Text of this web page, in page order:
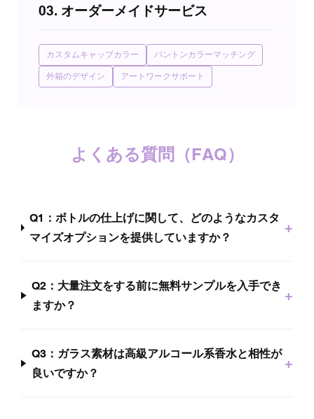
03. オーダーメイドサービス
カスタムキャップカラー パントンカラーマッチング
外箱のデザイン アートワークサポート
よくある質問（FAQ）
Q1：ボトルの仕上げに関して、どのようなカスタ
マイズオプションを提供していますか？
+
Q2：大量注文をする前に無料サンプルを入手でき
ますか？
+
Q3：ガラス素材は高級アルコール系香水と相性が
良いですか？
+